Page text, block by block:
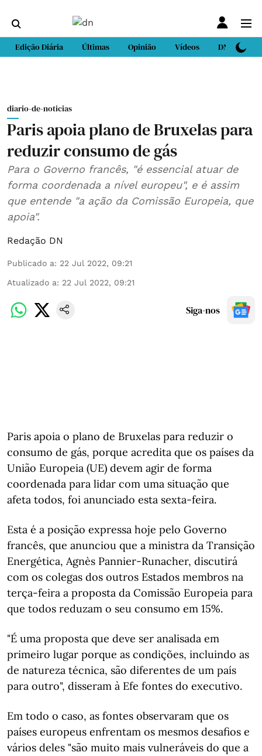
Edição Diária Últimas Opinião Vídeos DN Sport
diario-de-noticias
Paris apoia plano de Bruxelas para
reduzir consumo de gás
Para o Governo francês, "é essencial atuar de
forma coordenada a nível europeu", e é assim
que entende "a ação da Comissão Europeia, que
apoia".
Redação DN
Publicado a: 22 Jul 2022, 09:21
Atualizado a: 22 Jul 2022, 09:21
Siga-nos
Paris apoia o plano de Bruxelas para reduzir o
consumo de gás, porque acredita que os países da
União Europeia (UE) devem agir de forma
coordenada para lidar com uma situação que
afeta todos, foi anunciado esta sexta-feira.
Esta é a posição expressa hoje pelo Governo
francês, que anunciou que a ministra da Transição
Energética, Agnès Pannier-Runacher, discutirá
com os colegas dos outros Estados membros na
terça-feira a proposta da Comissão Europeia para
que todos reduzam o seu consumo em 15%.
"É uma proposta que deve ser analisada em
primeiro lugar porque as condições, incluindo as
de natureza técnica, são diferentes de um país
para outro", disseram à Efe fontes do executivo.
Em todo o caso, as fontes observaram que os
países europeus enfrentam os mesmos desafios e
vários deles "são muito mais vulneráveis do que a